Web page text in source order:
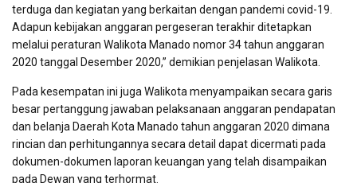
terduga dan kegiatan yang berkaitan dengan pandemi covid-19.
Adapun kebijakan anggaran pergeseran terakhir ditetapkan
melalui peraturan Walikota Manado nomor 34 tahun anggaran
2020 tanggal Desember 2020,” demikian penjelasan Walikota.
Pada kesempatan ini juga Walikota menyampaikan secara garis
besar pertanggung jawaban pelaksanaan anggaran pendapatan
dan belanja Daerah Kota Manado tahun anggaran 2020 dimana
rincian dan perhitungannya secara detail dapat dicermati pada
dokumen-dokumen laporan keuangan yang telah disampaikan
pada Dewan yang terhormat.